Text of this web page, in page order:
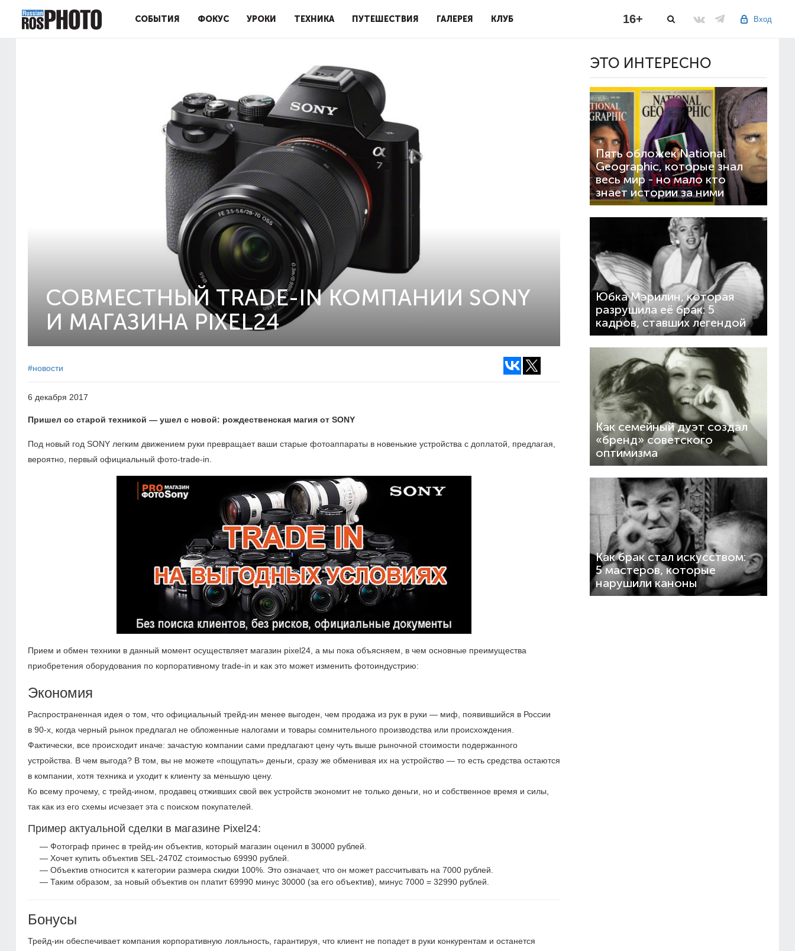
СОБЫТИЯ ФОКУС УРОКИ ТЕХНИКА ПУТЕШЕСТВИЯ ГАЛЕРЕЯ КЛУБ Вход
16+
СОВМЕСТНЫЙ TRADE-IN КОМПАНИИ SONY
И МАГАЗИНА PIXEL24
#новости
6 декабря 2017
Пришел со старой техникой — ушел с новой: рождественская магия от SONY
Под новый год SONY легким движением руки превращает ваши старые фотоаппараты в новенькие устройства с доплатой, предлагая,
вероятно, первый официальный фото-trade-in.
Прием и обмен техники в данный момент осуществляет магазин pixel24, а мы пока объясняем, в чем основные преимущества
приобретения оборудования по корпоративному trade-in и как это может изменить фотоиндустрию:
Экономия
Распространенная идея о том, что официальный трейд-ин менее выгоден, чем продажа из рук в руки — миф, появившийся в России
в 90-х, когда черный рынок предлагал не обложенные налогами и товары сомнительного производства или происхождения.
Фактически, все происходит иначе: зачастую компании сами предлагают цену чуть выше рыночной стоимости подержанного
устройства. В чем выгода? В том, вы не можете «пощупать» деньги, сразу же обменивая их на устройство — то есть средства остаются
в компании, хотя техника и уходит к клиенту за меньшую цену.
Ко всему прочему, с трейд-ином, продавец отживших свой век устройств экономит не только деньги, но и собственное время и силы,
так как из его схемы исчезает эта с поиском покупателей.
Пример актуальной сделки в магазине Pixel24:
Фотограф принес в трейд-ин объектив, который магазин оценил в 30000 рублей.
Хочет купить объектив SEL-2470Z стоимостью 69990 рублей.
Объектив относится к категории размера скидки 100%. Это означает, что он может рассчитывать на 7000 рублей.
Таким образом, за новый объектив он платит 69990 минус 30000 (за его объектив), минус 7000 = 32990 рублей.
Бонусы
Трейд-ин обеспечивает компания корпоративную лояльность, гарантируя, что клиент не попадет в руки конкурентам и останется
ЭТО ИНТЕРЕСНО
Пять обложек National
Geographic, которые знал
весь мир - но мало кто
знает истории за ними
Юбка Мэрилин, которая
разрушила её брак: 5
кадров, ставших легендой
Как семейный дуэт создал
«бренд» советского
оптимизма
Как брак стал искусством:
5 мастеров, которые
нарушили каноны